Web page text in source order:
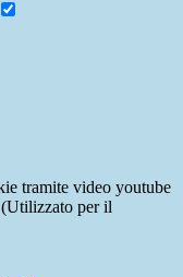
tramite video youtube
per il